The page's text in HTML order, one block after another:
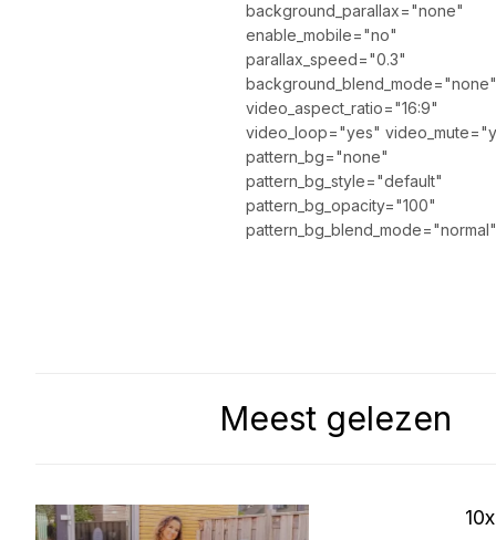
background_parallax="none"
enable_mobile="no"
parallax_speed="0.3"
background_blend_mode="none"
video_aspect_ratio="16:9"
video_loop="yes"
pattern_bg="none"
pattern_bg_style="default"
pattern_bg_opacity="100"
Meest gelezen